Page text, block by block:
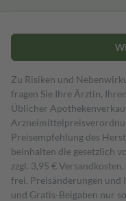
Zu Risiken und
fragen Sie Ihre Ärztin,
Üblicher
Preisempfehlung des
beinhalten die gesetzlich
zzgl. 3,95 €
frei. Preisänderungen
und Gratis-Beigaben nur